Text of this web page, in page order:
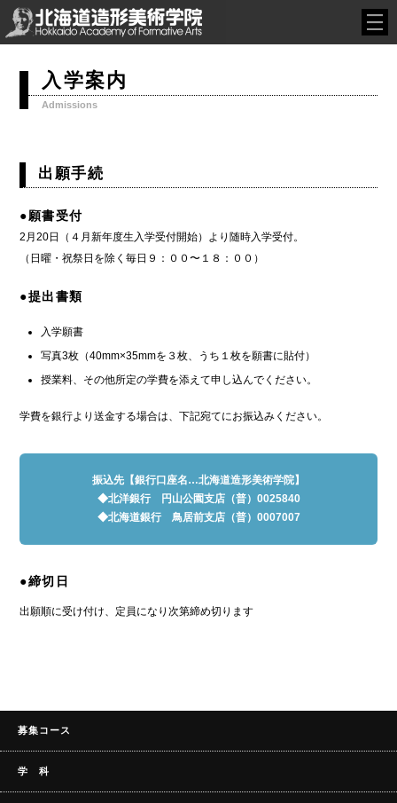
入学案内
Admissions
出願手続
●願書受付
2月20日（４月新年度生入学受付開始）より随時入学受付。
（日曜・祝祭日を除く毎日９：００〜１８：００）
●提出書類
入学願書
写真3枚（40mm×35mmを３枚、うち１枚を願書に貼付）
授業料、その他所定の学費を添えて申し込んでください。
学費を銀行より送金する場合は、下記宛てにお振込みください。
振込先【銀行口座名…北海道造形美術学院】
◆北洋銀行 円山公園支店（普）0025840
◆北海道銀行 鳥居前支店（普）0007007
●締切日
出願順に受け付け、定員になり次第締め切ります
募集コース
学 科